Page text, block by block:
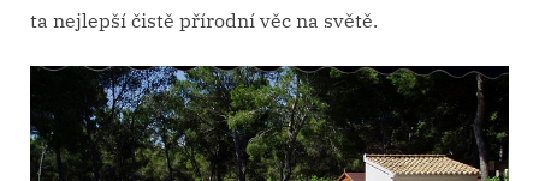
ta nejlepší čistě přírodní věc na světě.